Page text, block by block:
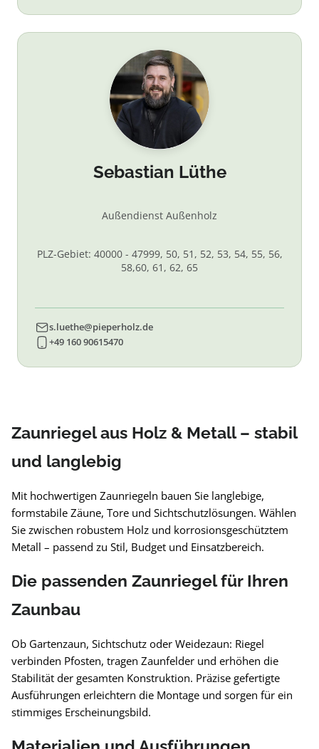
Sebastian Lüthe
Außendienst Außenholz
PLZ-Gebiet: 40000 - 47999, 50, 51, 52, 53, 54, 55, 56,
58,60, 61, 62, 65
s.luethe@pieperholz.de
+49 160 90615470
Zaunriegel aus Holz & Metall – stabil
und langlebig
Mit hochwertigen Zaunriegeln bauen Sie langlebige,
formstabile Zäune, Tore und Sichtschutzlösungen. Wählen
Sie zwischen robustem Holz und korrosionsgeschütztem
Metall – passend zu Stil, Budget und Einsatzbereich.
Die passenden Zaunriegel für Ihren
Zaunbau
Ob Gartenzaun, Sichtschutz oder Weidezaun: Riegel
verbinden Pfosten, tragen Zaunfelder und erhöhen die
Stabilität der gesamten Konstruktion. Präzise gefertigte
Ausführungen erleichtern die Montage und sorgen für ein
stimmiges Erscheinungsbild.